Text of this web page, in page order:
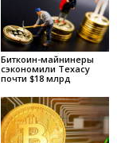
Биткоин-майнинеры
сэкономили Техасу
почти $18 млрд